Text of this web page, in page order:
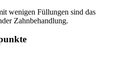
wenigen Füllungen sind das
Zahnbehandlung.